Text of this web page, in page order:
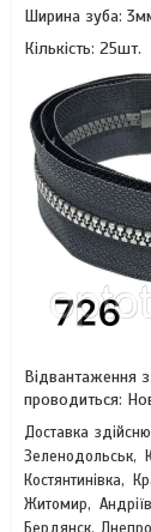
Ширина зуба:
Кількість: 25шт.
Відвантаження
проводиться:
Доставка
Зеленодольськ,
Костянтинівка,
Житомир,